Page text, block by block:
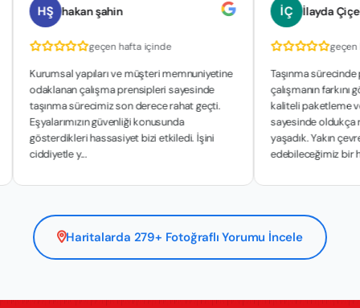
hakan şahin
geçen hafta içinde
yapıları ve müşteri memnuniyetine
çalışma prensipleri sayesinde
sürecimiz son derece rahat geçti.
güvenliği konusunda
hassasiyet bizi etkiledi. İşini
y...
İlayda Çiçek
geçen hafta
Taşınma sürecinde
çalışmanın farkını gördük.
kaliteli paketleme ve
sayesinde oldukça rahat
yaşadık. Yakın çevremize
edebileceğimiz bir hiz...
Haritalarda 279+ Fotoğraflı Yorumu İncele